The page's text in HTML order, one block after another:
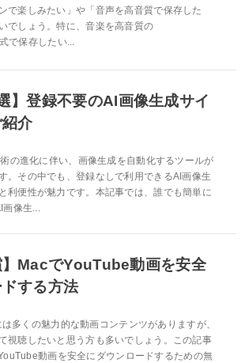
で楽しみたい」や「音声を高音質で保存した
でしょう。特に、音楽を高音質の
で保存したい...
】登録不要のAI画像生成サイ
紹介
の進化に伴い、画像生成を自動化するツールが
。その中でも、登録なしで利用できるAI画像生
利便性が魅力です。本記事では、誰でも簡単に
像生...
】MacでYouTube動画を安全
する方法
多くの魅力的な動画コンテンツがありますが、
視聴したいと思う方も多いでしょう。この記事
動画を安全にダウンロードするための無